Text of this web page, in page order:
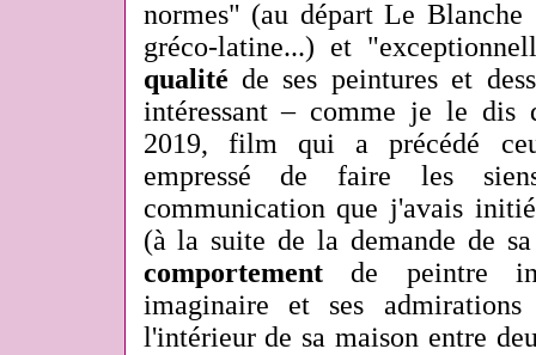
normes" (au départ Le
gréco-latine...) et
qualité de ses peintures et
intéressant – comme je le dis
2019, film qui a précédé
empressé de faire les
communication que j'avais
(à la suite de la demande de
comportementde peintre
imaginaire et ses
l'intérieur de sa maison entre